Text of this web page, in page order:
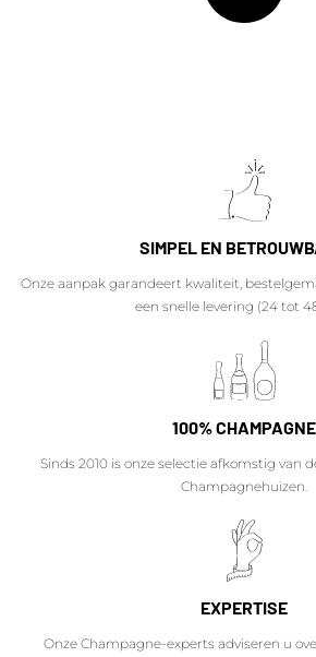
SIMPEL EN
Onze aanpak garandeert kwaliteit,
een snelle levering (24 tot
100% CHAMPAGNE
Sinds 2010 is onze selectie afkomstig van
Champagnehuizen.
EXPERTISE
Onze Champagne-experts adviseren u